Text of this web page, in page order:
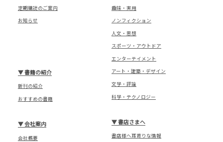
定期購読のご案内
お知らせ
趣味・実用
ノンフィクション
人文・思想
スポーツ・アウトドア
エンターテイメント
アート・建築・デザイン
文学・評論
科学・テクノロジー
▼書籍の紹介
新刊の紹介
おすすめの書籍
▼書店さまへ
書店様へ耳寄りな情報
▼会社案内
会社概要